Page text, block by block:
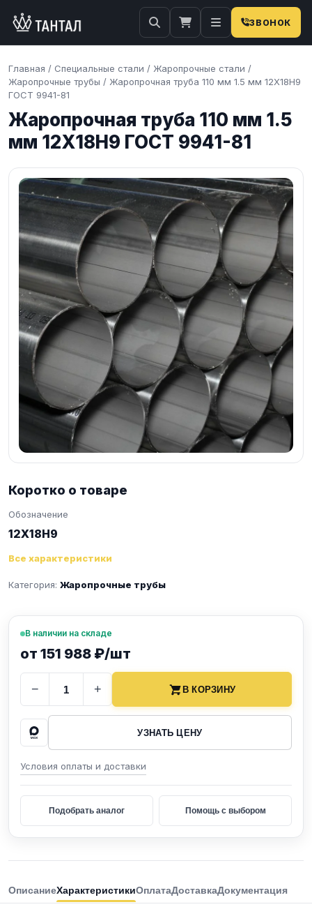
ЗВОНОК
Главная / Специальные стали / Жаропрочные стали /
Жаропрочные трубы / Жаропрочная труба 110 мм 1.5 мм 12Х18Н9
ГОСТ 9941-81
Жаропрочная труба 110 мм 1.5
мм 12Х18Н9 ГОСТ 9941-81
Коротко о товаре
Обозначение
12Х18Н9
Все характеристики
Категория: Жаропрочные трубы
В наличии на складе
от 151 988 ₽/шт
− + В КОРЗИНУ
УЗНАТЬ ЦЕНУ
Условия оплаты и доставки
Подобрать аналог Помощь с выбором
ОписаниеХарактеристикиОплатаДоставкаДокументация